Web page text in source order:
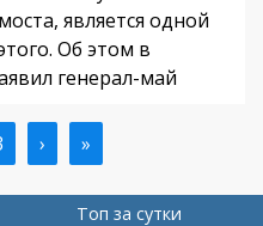
является одной
Об этом в
генерал-май
Следующая
страница
› Последняя
страница
»
Топ за сутки